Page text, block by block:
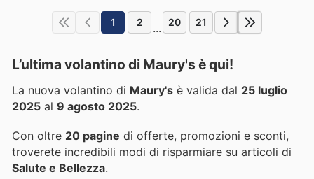
1 2 ... 20 21
L’ultima volantino di Maury's è qui!
La nuova volantino di Maury's è valida dal 25 luglio
2025 al 9 agosto 2025.
Con oltre 20 pagine di offerte, promozioni e sconti,
troverete incredibili modi di risparmiare su articoli di
Salute e Bellezza.